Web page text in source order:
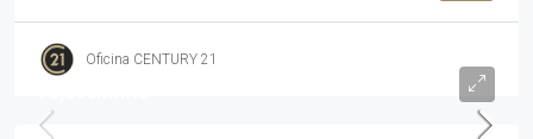
Oficina CENTURY 21